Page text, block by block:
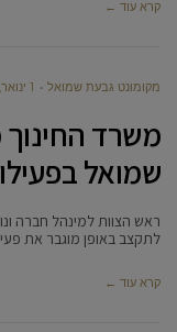
קרא עוד ←
מקומונט גבעת שמואל 1 ינואר, 2011
משרד
שמואל
ראש הצוות למינהל חברה
לתקצב באופן מוגבר את
קרא עוד ←